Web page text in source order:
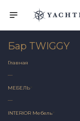
Бар TWIGGY
Главная
—
МЕБЕЛЬ
—
INTERIOR Мебель